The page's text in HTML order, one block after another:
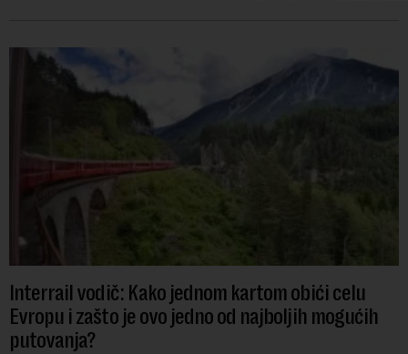
Interrail vodič: Kako jednom kartom obići celu
Evropu i zašto je ovo jedno od najboljih mogućih
putovanja?